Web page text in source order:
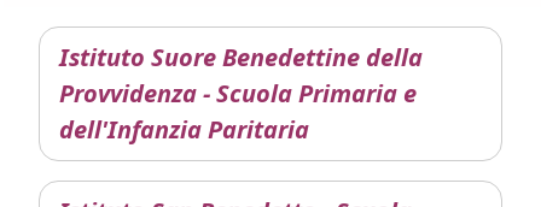
Istituto Suore Benedettine della
Provvidenza - Scuola Primaria e
dell'Infanzia Paritaria